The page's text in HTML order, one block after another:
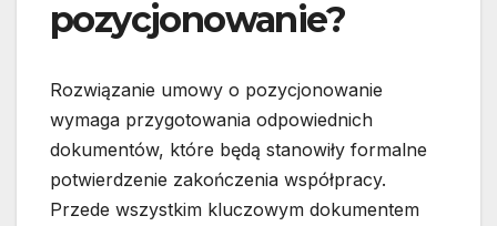
pozycjonowanie?
Rozwiązanie umowy o pozycjonowanie
wymaga przygotowania odpowiednich
dokumentów, które będą stanowiły formalne
potwierdzenie zakończenia współpracy.
Przede wszystkim kluczowym dokumentem